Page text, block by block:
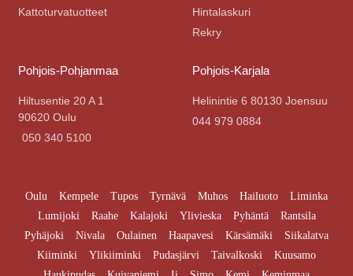
Kattoturvatuotteet
Hintalaskuri
Rekry
Pohjois-Pohjanmaa
Hiltusentie 20 A 1
90620 Oulu
050 340 5100
Pohjois-Karjala
Helinintie 6 80130 Joensuu
044 979 0884
Oulu Kempele Tupos Tyrnävä Muhos Hailuoto
Liminka
Lumijoki
Raahe Kalajoki Ylivieska Pyhäntä
Rantsila
Pyhäjoki
Nivala Oulainen Haapavesi Kärsämäki
Siikalatva
Kiiminki
Ylikiiminki Pudasjärvi Taivalkoski
Kuusamo